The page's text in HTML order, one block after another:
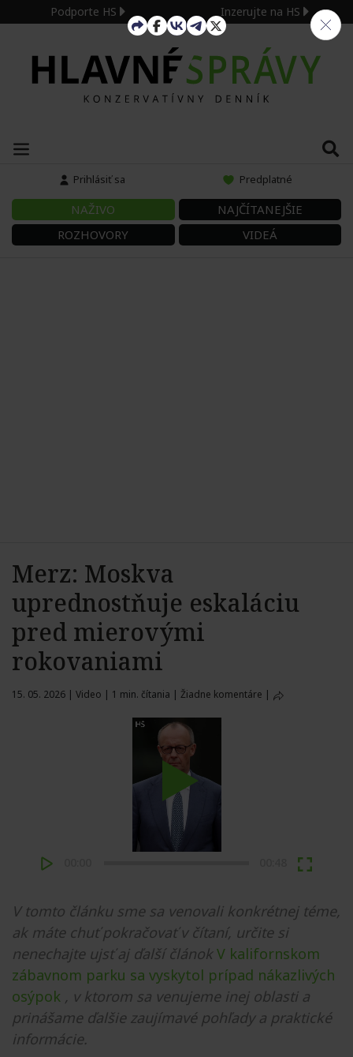
Podporte HS Inzerujte na HS
Prihlásiť sa Predplatné
NAŽIVO
NAJČÍTANEJŠIE
ROZHOVORY
VIDEÁ
Merz: Moskva
uprednostňuje eskaláciu
pred mierovými
rokovaniami
15. 05. 2026 | Video | 1 min. čítania | Žiadne komentáre |
Play
V tomto článku sme sa venovali konkrétnej téme,
ak máte chuť pokračovať v čítaní, určite si
nenechajte ujsť aj ďalší článok V kalifornskom
zábavnom parku sa vyskytol prípad nákazlivých
osýpok , v ktorom sa venujeme inej oblasti a
prinášame ďalšie zaujímavé pohľady a praktické
informácie.